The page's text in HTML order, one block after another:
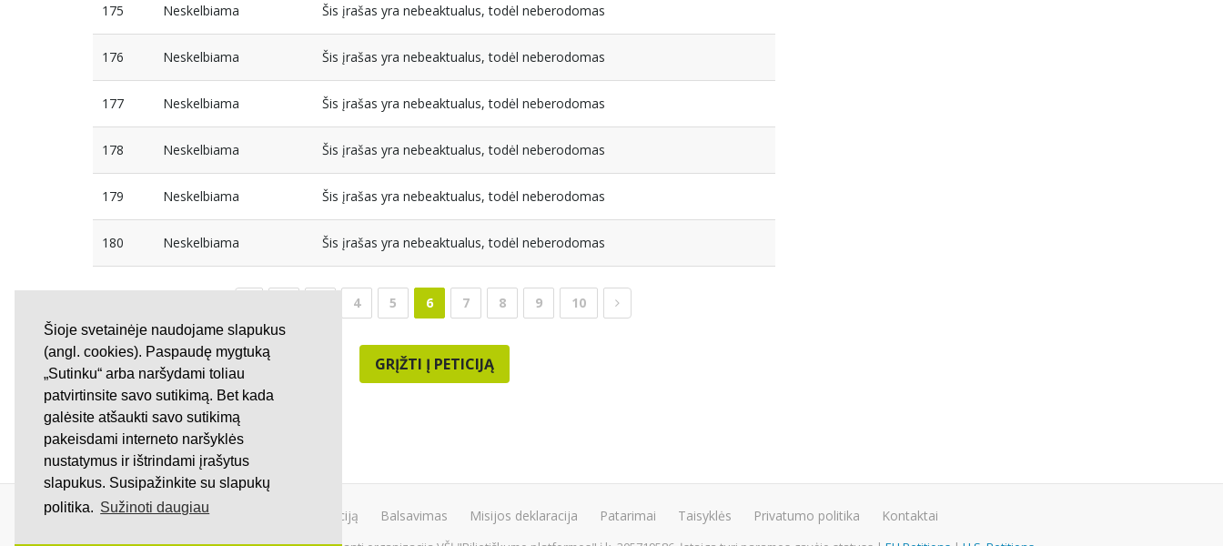
Šioje svetainėje naudojame slapukus
(angl. cookies). Paspaudę mygtuką
„Sutinku“ arba naršydami toliau
patvirtinsite savo sutikimą. Bet kada
galėsite atšaukti savo sutikimą
pakeisdami interneto naršyklės
nustatymus ir ištrindami įrašytus
slapukus. Susipažinkite su slapukų
politika. Sužinoti daugiau
175 Neskelbiama Šis įrašas yra nebeaktualus, todėl neberodomas
176 Neskelbiama Šis įrašas yra nebeaktualus, todėl neberodomas
177 Neskelbiama Šis įrašas yra nebeaktualus, todėl neberodomas
178 Neskelbiama Šis įrašas yra nebeaktualus, todėl neberodomas
179 Neskelbiama Šis įrašas yra nebeaktualus, todėl neberodomas
180 Neskelbiama Šis įrašas yra nebeaktualus, todėl neberodomas
4 5 6 7 8 9 10
GRĮŽTI Į PETICIJĄ
Kurti peticiją Balsavimas Misijos deklaracija Patarimai Taisyklės Privatumo politika Kontaktai